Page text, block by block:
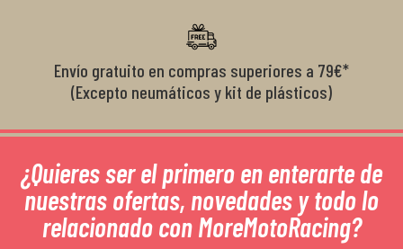
Envío gratuito en compras superiores a 79€*
(Excepto neumáticos y kit de plásticos)
¿Quieres ser el primero en enterarte de
nuestras ofertas, novedades y todo lo
relacionado con MoreMotoRacing?